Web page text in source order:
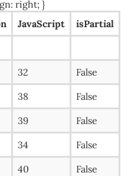
right; }
JavaScript isPartial
32 False
38 False
39 False
34 False
40 False